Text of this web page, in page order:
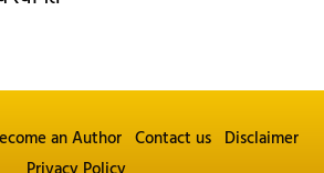
an Author Contact us Disclaimer